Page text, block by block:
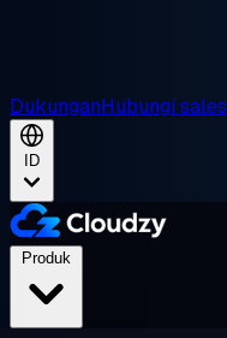
DukunganHubungi sales
ID